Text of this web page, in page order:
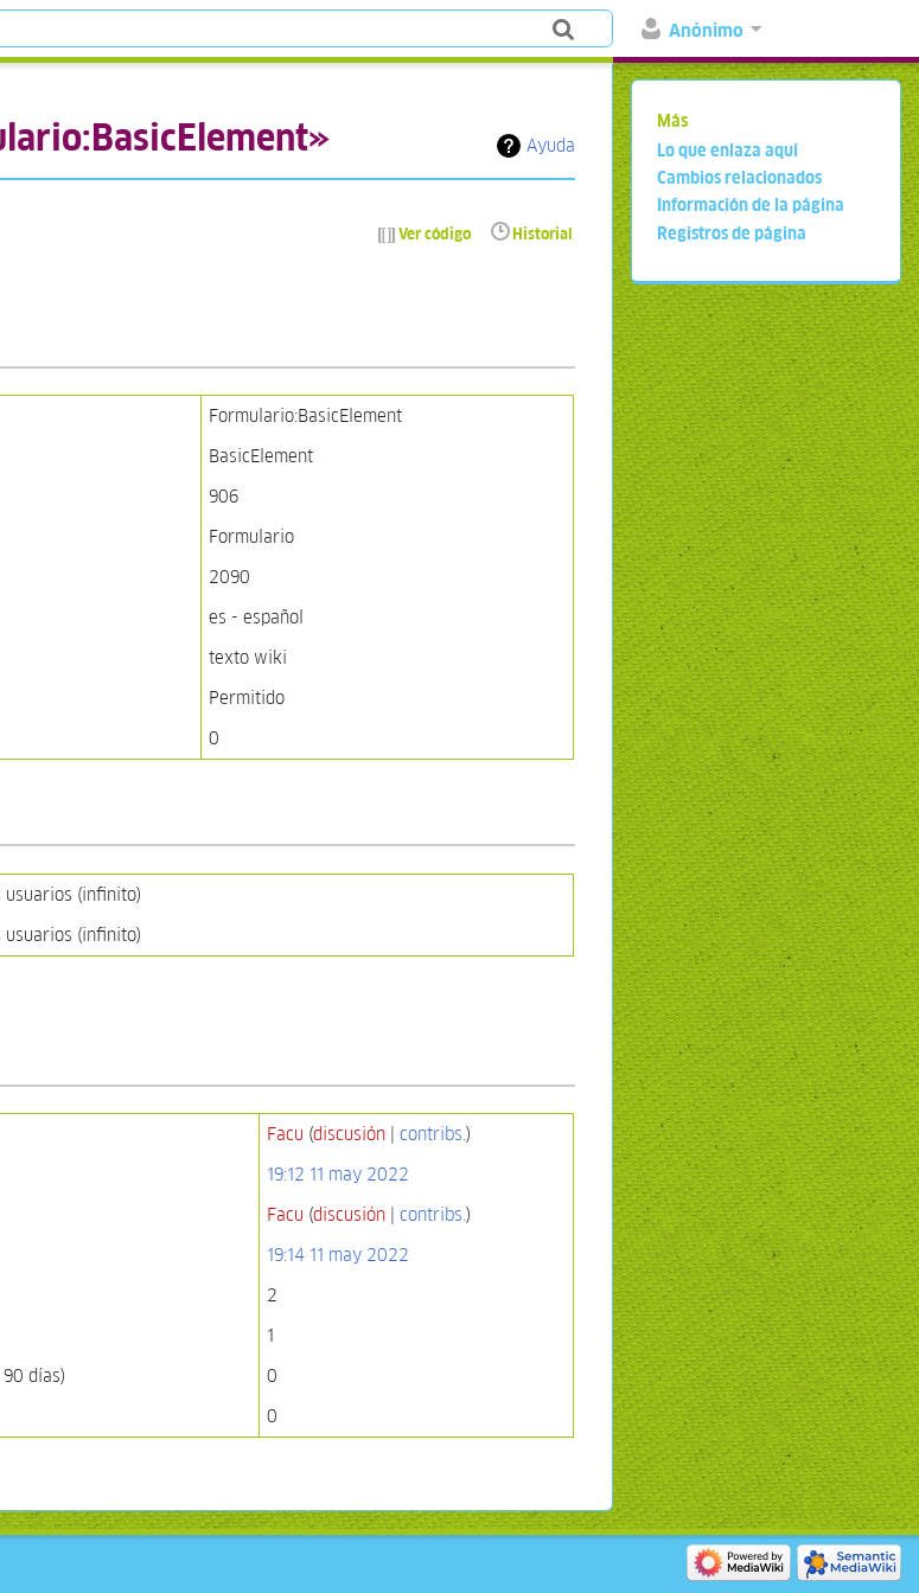
Anónimo
Ayuda
Ver código Historial
Formulario:BasicElement
BasicElement
906
Formulario
2090
es - español
texto wiki
Permitido
0
(infinito)
(infinito)
Facu (discusión |contribs.)
19:12 11 may 2022
Facu (discusión |contribs.)
19:14 11 may 2022
2
1
días)
0
0
Más
Lo que enlaza aquí
Cambios relacionados
Información de la página
Registros de página